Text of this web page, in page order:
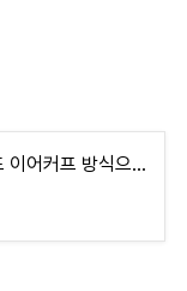
보스 울트라 오픈 이어버드 이어커프 방식으로 출시